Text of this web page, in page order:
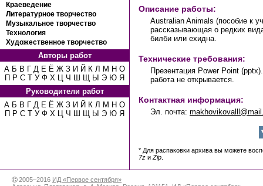
Краеведение
Литературное творчество
Музыкальное творчество
Технология
Художественное творчество
Авторы работ
А Б В Г Д Е Ё Ж З И Й К Л М Н О
П Р С Т У Ф Х Ц Ч Ш Щ Ы Э Ю Я
Руководители работ
А Б В Г Д Е Ё Ж З И Й К Л М Н О
П Р С Т У Ф Х Ц Ч Ш Щ Ы Э Ю Я
Описание работы:
Australian Animals (пособие к
рассказывающая о редких
билби или ехидна.
Технические требования:
Презентация Power Point
работа не открывается.
Контактная информация:
Эл. почта:
* Для распаковки архива вы можете
7z иZip.
2005–2016 ИД «Первое сентября»